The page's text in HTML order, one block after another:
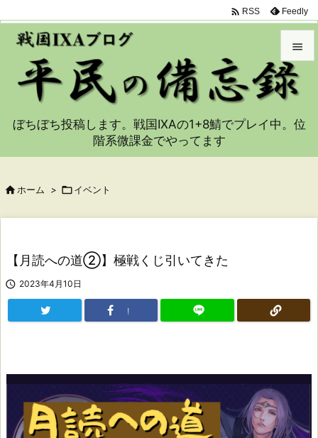


メニュ
サイド
 RSS Feedly
ぼちぼち投稿します。戦国IXAの1+8鯖でプレイ中。位
階系微課金でやってます
 ホーム > イベント
【月読への道②】極戦くじ引いてきた
 2023年4月10日
!